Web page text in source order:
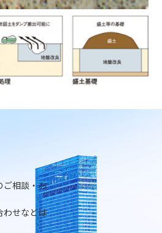
ご相談・お
わせなどは